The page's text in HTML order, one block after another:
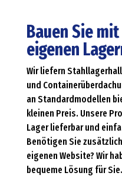
Bauen Sie
eigenen
Wir liefern
und
an Standardmodellen
kleinen Preis. Unsere
Lager lieferbar und
Benötigen Sie
eigenen Website? Wir
bequeme Lösung für Sie.